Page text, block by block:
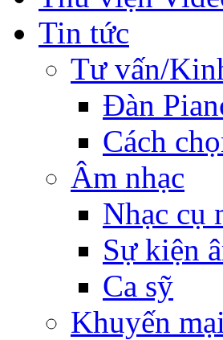
Tin tức
Tư vấn/
Đàn
Cách
Âm nhạc
Nhạc cụ
Sự kiện
Ca sỹ
Khuyến mại